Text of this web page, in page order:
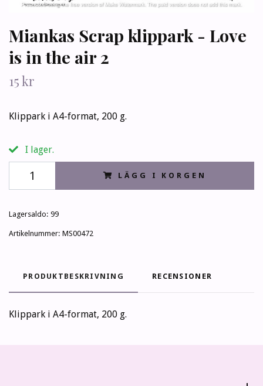
Miankas Scrap klippark - Love
is in the air 2
15 kr
Klippark i A4-format, 200 g.
I lager.
LÄGG I KORGEN
Lagersaldo: 99
Artikelnummer: MS00472
PRODUKTBESKRIVNING RECENSIONER
Klippark i A4-format, 200 g.